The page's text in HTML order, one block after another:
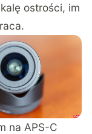
ostrości, im
na APS-C